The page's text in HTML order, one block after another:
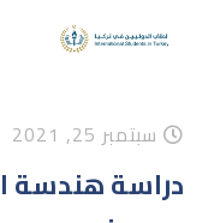
سبتمبر 25, 2021
دراسة هندسة